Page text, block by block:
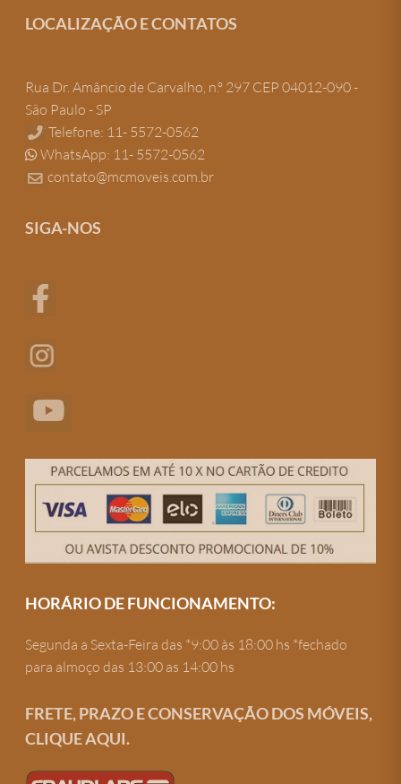
LOCALIZAÇÃO E CONTATOS
Rua Dr. Amâncio de Carvalho, n.º 297 CEP 04012-090 -
São Paulo - SP
Telefone: 11- 5572-0562
WhatsApp: 11- 5572-0562
contato@mcmoveis.com.br
SIGA-NOS
HORÁRIO DE FUNCIONAMENTO:
Segunda a Sexta-Feira das *9:00 às 18:00 hs *fechado
para almoço das 13:00 as 14:00 hs
FRETE, PRAZO E CONSERVAÇÃO DOS MÓVEIS,
CLIQUE AQUI.